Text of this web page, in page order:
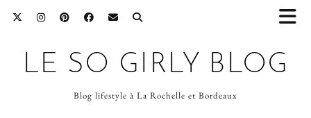
LE SO GIRLY BLOG
Blog lifestyle à La Rochelle et Bordeaux